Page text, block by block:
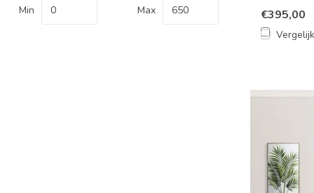
Min Max €395,00
Vergelijk